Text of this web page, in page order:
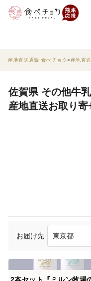
産地直送通販 食べチョク 産地直
佐賀県 その他牛
産地直送お取り寄
お届け先